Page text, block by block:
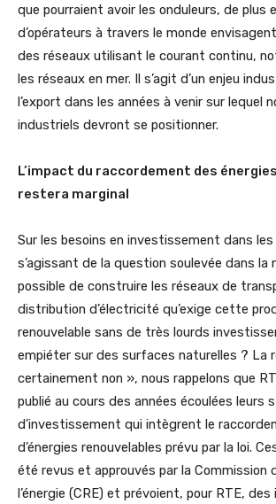
que pourraient avoir les onduleurs, de plus
d’opérateurs à travers le monde
des réseaux utilisant le courant continu,
les réseaux en mer. Il s’agit d’un enjeu
l’export dans les années à venir sur lequel
industriels devront se positionner.
L’impact du raccordement des
restera marginal
Sur les besoins en investissement dans les
s’agissant de la question soulevée dans
possible de construire les réseaux de
distribution d’électricité qu’exige cette
renouvelable sans de très lourds
empiéter sur des surfaces naturelles ? La
certainement non », nous rappelons que
publié au cours des années écoulées leurs
d’investissement qui intègrent le
d’énergies renouvelables prévu par la loi.
été revus et approuvés par la Commission
l’énergie (CRE) et prévoient, pour RTE,